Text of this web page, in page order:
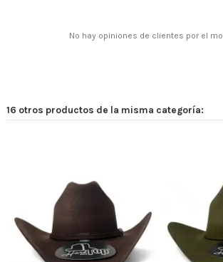
No hay opiniones de clientes por el
16 otros productos de la misma categoría: